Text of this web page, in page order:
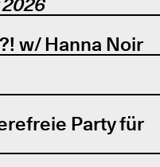
w/ Hanna Noir
Party für